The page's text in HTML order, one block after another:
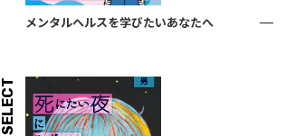
メンタルヘルスを学びたいあなたへ
SELECT